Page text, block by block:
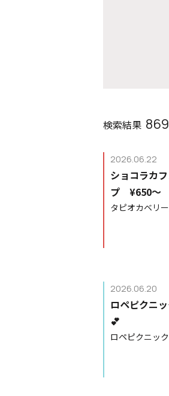
検索結果 869
2026.06.22
ショコラカ
プ ¥650〜
タピオカベリ
2026.06.20
ロペピクニ
💕
ロペピクニック